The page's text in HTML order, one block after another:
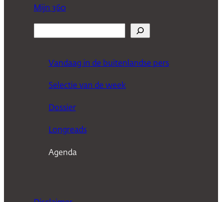
Mijn 360
Vandaag in de buitenlandse pers
Selectie van de week
Dossier
Longreads
Agenda